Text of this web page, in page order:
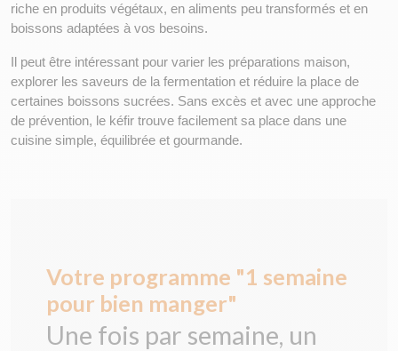
riche en produits végétaux, en aliments peu transformés et en
boissons adaptées à vos besoins.
Il peut être intéressant pour varier les préparations maison,
explorer les saveurs de la fermentation et réduire la place de
certaines boissons sucrées. Sans excès et avec une approche
de prévention, le kéfir trouve facilement sa place dans une
cuisine simple, équilibrée et gourmande.
Votre programme "1 semaine
pour bien manger"
Une fois par semaine, un